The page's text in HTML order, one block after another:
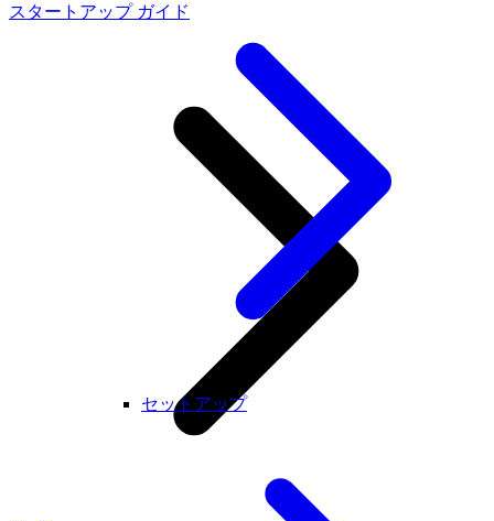
セットアップ
スタートアップ ガイド